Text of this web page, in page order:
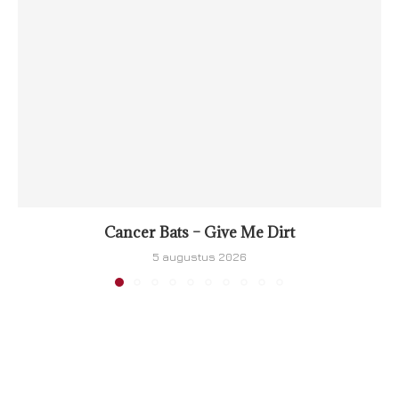
Cancer Bats – Give Me Dirt
5 augustus 2026